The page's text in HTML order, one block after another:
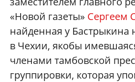
«Новой газеты» Сергеем
найденная у Бастрыкина
в Чехии, якобы
членами тамбовской
группировки, которая